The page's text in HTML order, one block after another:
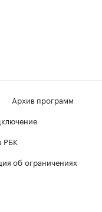
Архив программ
РБК
об ограничениях